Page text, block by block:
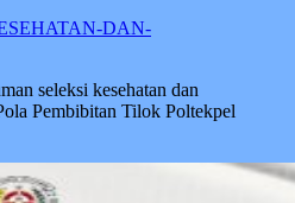
DAN-
seleksi kesehatan dan
Pembibitan Tilok Poltekpel